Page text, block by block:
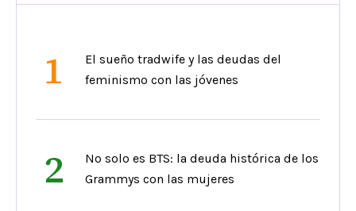
1
El sueño tradwife y las deudas del
feminismo con las jóvenes
2
No solo es BTS: la deuda histórica de los
Grammys con las mujeres